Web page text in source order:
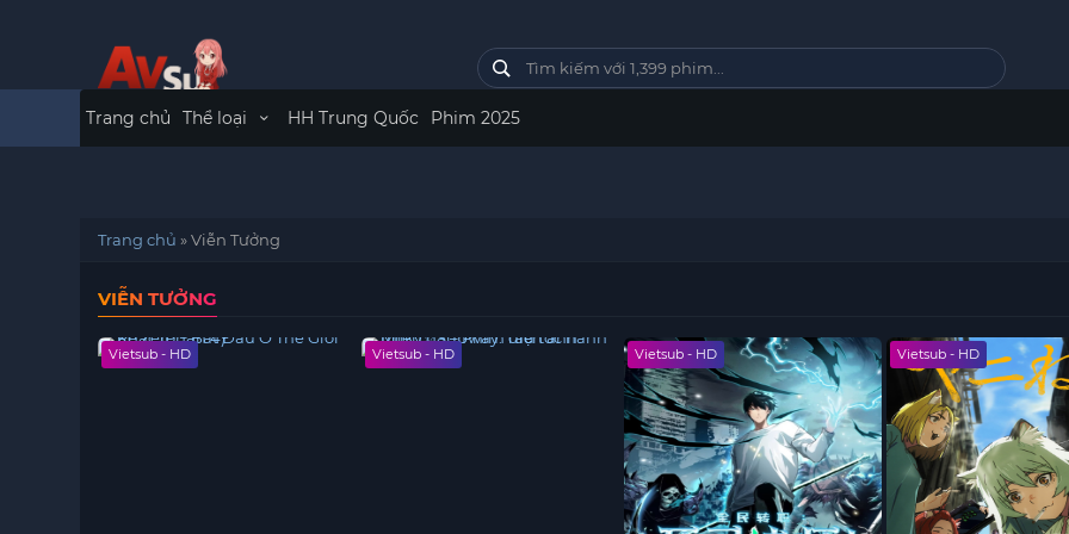
Trang chủ Thể loại HH Trung Quốc Phim 2025
Trang chủ »Viễn Tưởng
VIỄN TƯỞNG
Vietsub - HD Vietsub - HD Vietsub - HD Vietsub - HD